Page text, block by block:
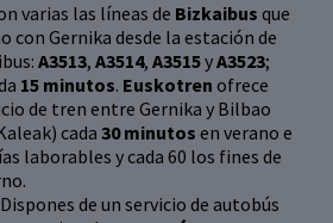
varias las líneas de Bizkaibus que
con Gernika desde la estación de
A3513, A3514, A3515yA3523;
15 minutos. Euskotren ofrece
de tren entre Gernika y Bilbao
cada 30 minutos en verano e
laborables y cada 60 los fines de
Dispones de un servicio de autobús